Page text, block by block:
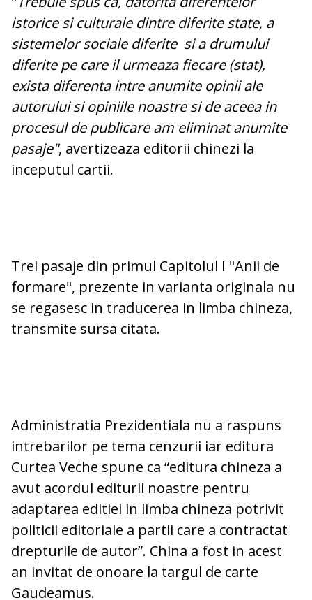
istorice si culturale dintre diferite state, a
sistemelor sociale diferite si a drumului
diferite pe care il urmeaza fiecare (stat),
exista diferenta intre anumite opinii ale
autorului si opiniile noastre si de aceea in
procesul de publicare am eliminat anumite
pasaje", avertizeaza editorii chinezi la
inceputul cartii.
Trei pasaje din primul Capitolul I "Anii de
formare", prezente in varianta originala nu
se regasesc in traducerea in limba chineza,
transmite sursa citata.
Administratia Prezidentiala nu a raspuns
intrebarilor pe tema cenzurii iar editura
Curtea Veche spune ca “editura chineza a
avut acordul editurii noastre pentru
adaptarea editiei in limba chineza potrivit
politicii editoriale a partii care a contractat
drepturile de autor”. China a fost in acest
an invitat de onoare la targul de carte
Gaudeamus.